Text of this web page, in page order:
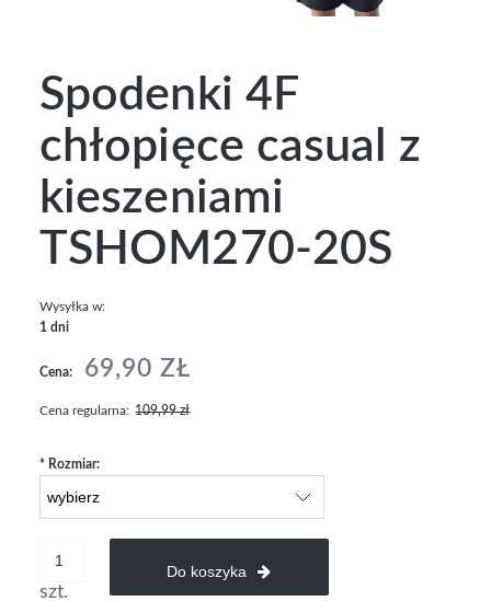
Spodenki 4F
chłopięce casual z
kieszeniami
TSHOM270-20S
Wysyłka w:
1 dni
Cena: 69,90 ZŁ
Cena regularna: 109,99 zł
* Rozmiar:
szt.
Do koszyka